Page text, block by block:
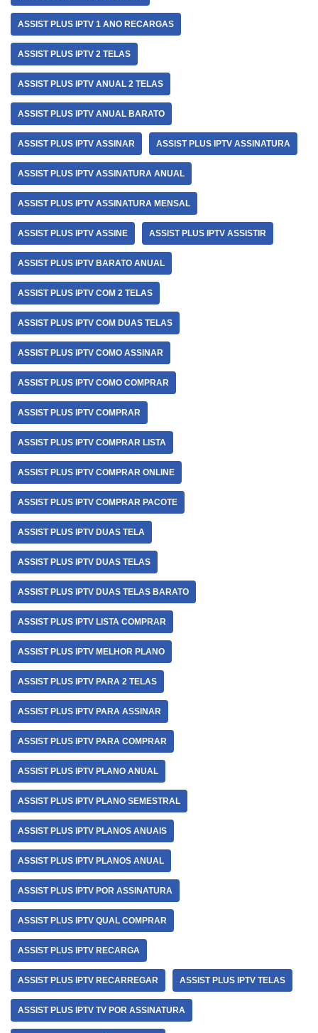
ASSIST PLUS IPTV 1 ANO RECARGAS
ASSIST PLUS IPTV 2 TELAS
ASSIST PLUS IPTV ANUAL 2 TELAS
ASSIST PLUS IPTV ANUAL BARATO
ASSIST PLUS IPTV ASSINAR ASSIST PLUS IPTV ASSINATURA
ASSIST PLUS IPTV ASSINATURA ANUAL
ASSIST PLUS IPTV ASSINATURA MENSAL
ASSIST PLUS IPTV ASSINE ASSIST PLUS IPTV ASSISTIR
ASSIST PLUS IPTV BARATO ANUAL
ASSIST PLUS IPTV COM 2 TELAS
ASSIST PLUS IPTV COM DUAS TELAS
ASSIST PLUS IPTV COMO ASSINAR
ASSIST PLUS IPTV COMO COMPRAR
ASSIST PLUS IPTV COMPRAR
ASSIST PLUS IPTV COMPRAR LISTA
ASSIST PLUS IPTV COMPRAR ONLINE
ASSIST PLUS IPTV COMPRAR PACOTE
ASSIST PLUS IPTV DUAS TELA
ASSIST PLUS IPTV DUAS TELAS
ASSIST PLUS IPTV DUAS TELAS BARATO
ASSIST PLUS IPTV LISTA COMPRAR
ASSIST PLUS IPTV MELHOR PLANO
ASSIST PLUS IPTV PARA 2 TELAS
ASSIST PLUS IPTV PARA ASSINAR
ASSIST PLUS IPTV PARA COMPRAR
ASSIST PLUS IPTV PLANO ANUAL
ASSIST PLUS IPTV PLANO SEMESTRAL
ASSIST PLUS IPTV PLANOS ANUAIS
ASSIST PLUS IPTV PLANOS ANUAL
ASSIST PLUS IPTV POR ASSINATURA
ASSIST PLUS IPTV QUAL COMPRAR
ASSIST PLUS IPTV RECARGA
ASSIST PLUS IPTV RECARREGAR ASSIST PLUS IPTV TELAS
ASSIST PLUS IPTV TV POR ASSINATURA